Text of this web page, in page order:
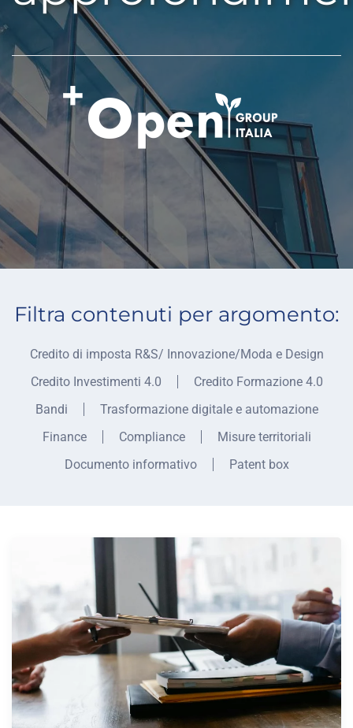
Filtra contenuti per argomento:
Credito di imposta R&S/ Innovazione/Moda e Design
Credito Investimenti 4.0
Credito Formazione 4.0
Bandi
Trasformazione digitale e automazione
Finance
Compliance
Misure territoriali
Documento informativo
Patent box